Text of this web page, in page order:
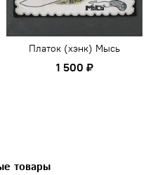
Платок (хэнк) Мысь
1 500 ₽
товары